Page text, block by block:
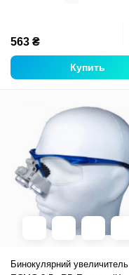
563 ₴
Купить
Бинокулярний увеличитель